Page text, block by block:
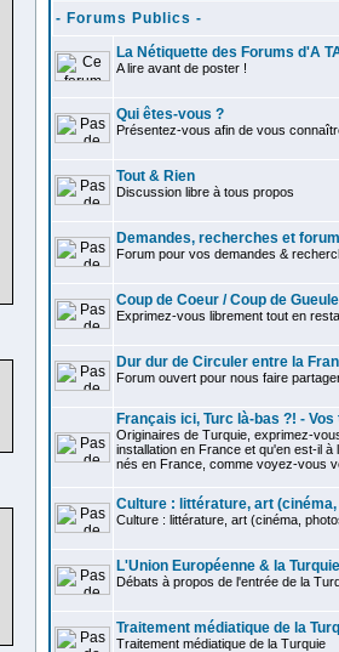
- Forums Publics -
La Nétiquette des Forums d'A
A lire avant de poster !
Qui êtes-vous ?
Présentez-vous afin de vous
Tout & Rien
Discussion libre à tous propos
Demandes, recherches et
Forum pour vos demandes &
Coup de Coeur / Coup de Gueule
Exprimez-vous librement tout en
Dur dur de Circuler entre la
Forum ouvert pour nous faire
Français ici, Turc là-bas ?! -
Originaires de Turquie, exprimez-
installation en France et qu'en est-il
nés en France, comme voyez-vous
Culture : littérature, art
Culture : littérature, art (cinéma,
L'Union Européenne & la Turquie
Débats à propos de l'entrée de la
Traitement médiatique de la
Traitement médiatique de la Turquie